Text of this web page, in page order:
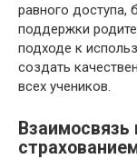
равного доступа,
поддержки
подходе к
создать
всех учеников.